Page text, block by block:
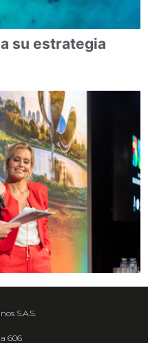
su estrategia
S.A.S.
606